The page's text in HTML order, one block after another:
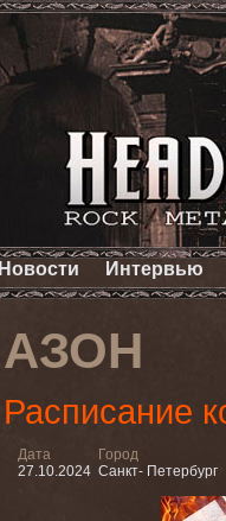
Новости Интервью
АЗОН
Расписание
Дата
27.10.2024
Город
Санкт- Петербург